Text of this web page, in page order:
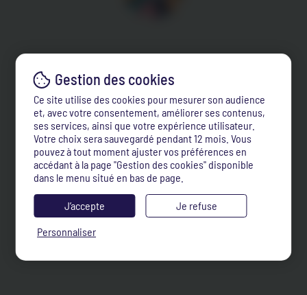
Ce site utilise des cookies pour mesurer son audience
et, avec votre consentement, améliorer ses contenus,
ses services, ainsi que votre expérience utilisateur.
Votre choix sera sauvegardé pendant 12 mois. Vous
pouvez à tout moment ajuster vos préférences en
accédant à la page "Gestion des cookies" disponible
dans le menu situé en bas de page.
J’accepte
Je refuse
Personnaliser